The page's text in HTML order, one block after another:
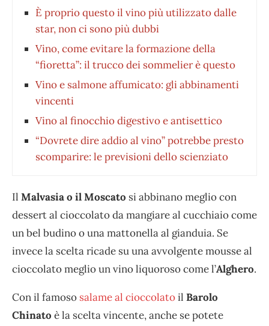
È proprio questo il vino più utilizzato dalle
star, non ci sono più dubbi
Vino, come evitare la formazione della
“fioretta”: il trucco dei sommelier è questo
Vino e salmone affumicato: gli abbinamenti
vincenti
Vino al finocchio digestivo e antisettico
“Dovrete dire addio al vino” potrebbe presto
scomparire: le previsioni dello scienziato
Il Malvasia o il Moscato si abbinano meglio con
dessert al cioccolato da mangiare al cucchiaio come
un bel budino o una mattonella al gianduia. Se
invece la scelta ricade su una avvolgente mousse al
cioccolato meglio un vino liquoroso come l’Alghero.
Con il famoso salame al cioccolatoil Barolo
Chinato è la scelta vincente, anche se potete